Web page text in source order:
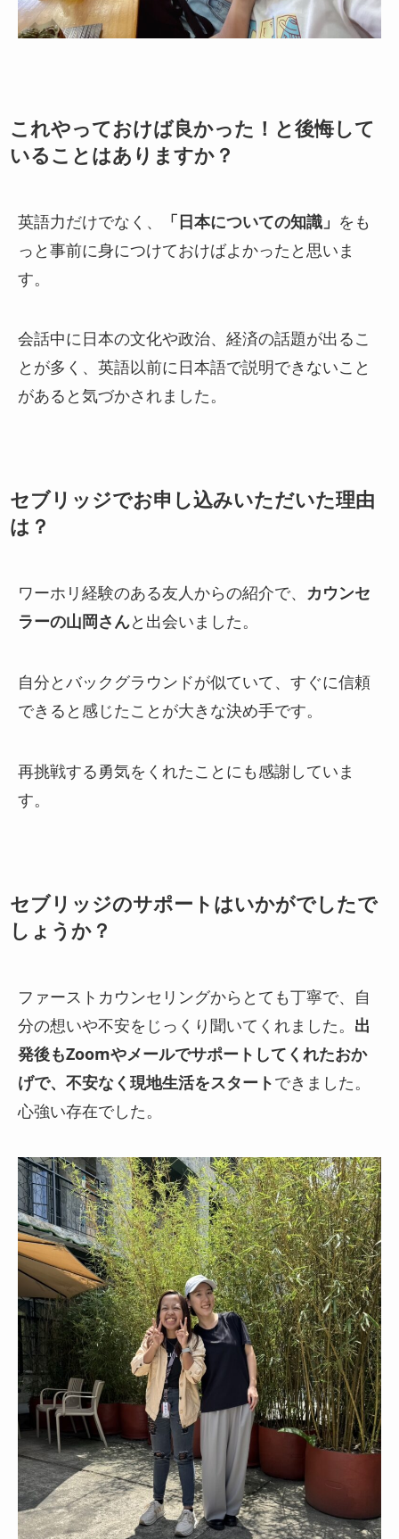
これやっておけば良かった！と後悔して
いることはありますか？
英語力だけでなく、 「日本についての知識」 をも
っと事前に身につけておけばよかったと思いま
す。
会話中に日本の文化や政治、経済の話題が出るこ
とが多く、英語以前に日本語で説明できないこと
があると気づかされました。
セブリッジでお申し込みいただいた理由
は？
ワーホリ経験のある友人からの紹介で、 カウンセ
ラーの山岡さんと出会いました。
自分とバックグラウンドが似ていて、すぐに信頼
できると感じたことが大きな決め手です。
再挑戦する勇気をくれたことにも感謝していま
す。
セブリッジのサポートはいかがでしたで
しょうか？
ファーストカウンセリングからとても丁寧で、自
分の想いや不安をじっくり聞いてくれました。 出
発後もZoomやメールでサポートしてくれたおか
げで、不安なく現地生活をスタートできました。
心強い存在でした。